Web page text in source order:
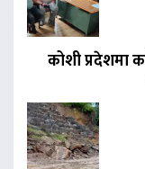
कोशी प्रदेशमा